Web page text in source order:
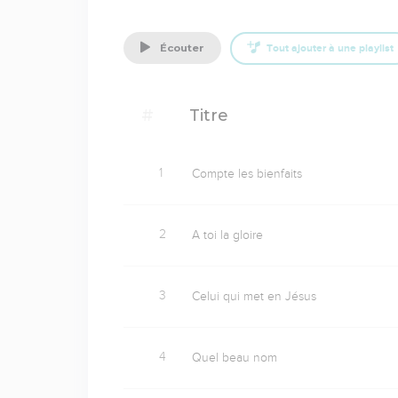
écouter Tout ajouter à une playlist
Titre
1 Compte les bienfaits
2 A toi la gloire
3 Celui qui met en Jésus
4 Quel beau nom